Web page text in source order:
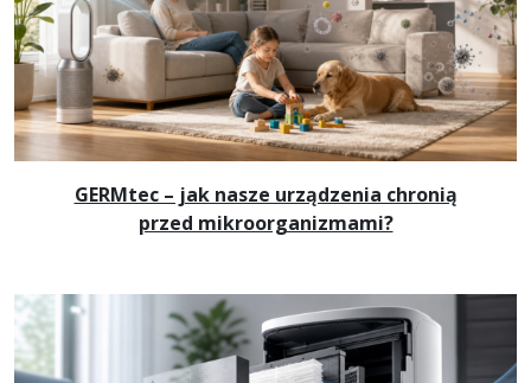
GERMtec – jak nasze urządzenia chronią
przed mikroorganizmami?